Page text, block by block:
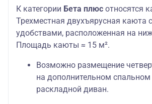
К категории Бета плюс относятся
Трехместная двухъярусная каюта
удобствами, расположенная на
Площадь каюты ≈ 15 м².
Возможно размещение
на дополнительном спальном
раскладной диван.